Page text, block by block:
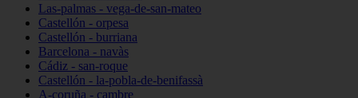
Las-palmas - vega-de-san-mateo
Castellón - orpesa
Castellón - burriana
Barcelona - navàs
Cádiz - san-roque
Castellón - la-pobla-de-benifassà
A-coruña - cambre